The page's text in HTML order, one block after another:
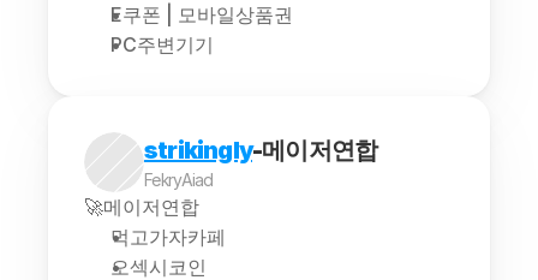
E쿠폰 | 모바일상품권
PC주변기기
strikingly-메이저연합
FekryAiad
🚀메이저연합
먹고가자카페
오섹시코인